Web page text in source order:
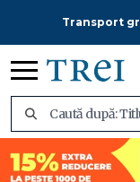
Transport